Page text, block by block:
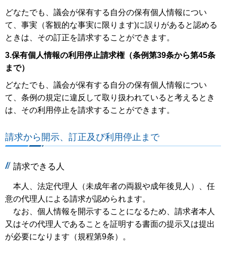
どなたでも、議会が保有する自分の保有個人情報につい
て、事実（客観的な事実に限ります)に誤りがあると認める
ときは、その訂正を請求することができます。
3.保有個人情報の利用停止請求権（条例第39条から第45条
まで）
どなたでも、議会が保有する自分の保有個人情報につい
て、条例の規定に違反して取り扱われていると考えるとき
は、その利用停止を請求することができます。
請求から開示、訂正及び利用停止まで
請求できる人
本人、法定代理人（未成年者の両親や成年後見人）、任
意の代理人による請求が認められます。
なお、個人情報を開示することになるため、請求者本人
又はその代理人であることを証明する書面の提示又は提出
が必要になります（規程第9条）。